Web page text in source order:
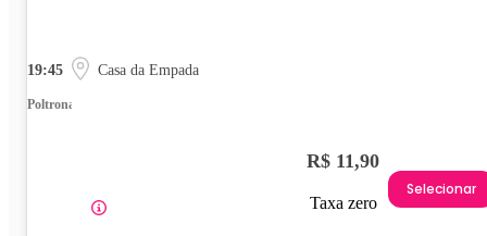
19:45 Casa da Empada
Poltrona
R$ 11,90
Taxa zero
Selecionar